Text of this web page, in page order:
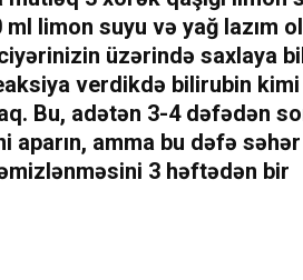
limon suyu və yağ lazım
üzərində saxlaya
verdikdə bilirubin kimi
Bu, adətən 3-4 dəfədən
aparın, amma bu dəfə
3 həftədən bir